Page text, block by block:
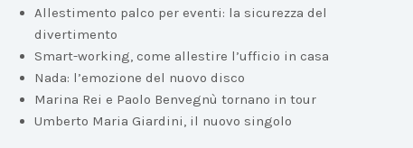
Allestimento palco per eventi: la sicurezza del
divertimento
Smart-working, come allestire l’ufficio in casa
Nada: l’emozione del nuovo disco
Marina Rei e Paolo Benvegnù tornano in tour
Umberto Maria Giardini, il nuovo singolo